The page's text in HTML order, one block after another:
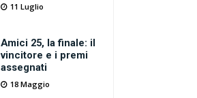
11 Luglio
Amici 25, la finale: il
vincitore e i premi
assegnati
18 Maggio